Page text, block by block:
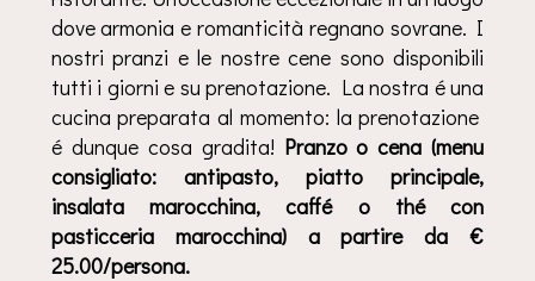
dove armonia e romanticità regnano sovrane. I
nostri pranzi e le nostre cene sono disponibili
tutti i giorni e su prenotazione. La nostra é una
cucina preparata al momento: la prenotazione
é dunque cosa gradita! Pranzo o cena (menu
consigliato: antipasto, piatto principale,
insalata marocchina, caffé o thé con
pasticceria marocchina) a partire da €
25.00/persona.